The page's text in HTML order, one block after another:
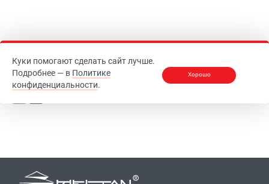
Все новости
Рассказать друзьям
Куки помогают сделать сайт лучше.
Подробнее — в Политике
конфиденциальности.
Хорошо